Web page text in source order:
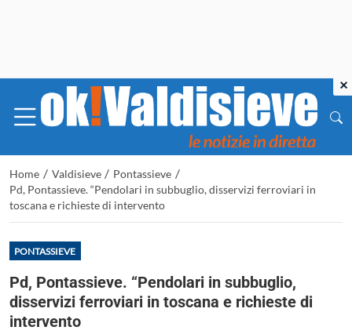
Home / Valdisieve / Pontassieve /
Pd, Pontassieve. “Pendolari in subbuglio, disservizi ferroviari in
toscana e richieste di intervento
PONTASSIEVE
Pd, Pontassieve. “Pendolari in subbuglio,
disservizi ferroviari in toscana e richieste di
intervento
×